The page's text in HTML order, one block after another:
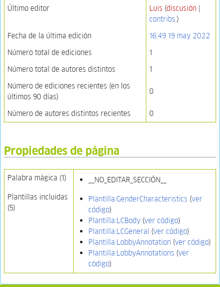
Último editor
Luis (discusión|
contribs. )
Fecha de la última edición
16:49 19 may 2022
Número total de ediciones
1
Número total de autores distintos
1
Número de ediciones recientes (en los
últimos 90 días)
0
Número de autores distintos recientes 0
Propiedades de página
Palabra mágica (1)
__NO_EDITAR_SECCIÓN__
Plantillas incluidas
(5)
Plantilla:GenderCharacteristics (ver
código)
Plantilla:LCBody (ver código)
Plantilla:LCGeneral (ver código)
Plantilla:LobbyAnnotation (ver código)
Plantilla:LobbyAnnotations (ver
código)